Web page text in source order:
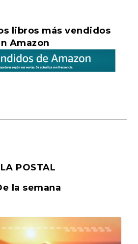
libros más vendidos
Amazon
LA POSTAL
la semana